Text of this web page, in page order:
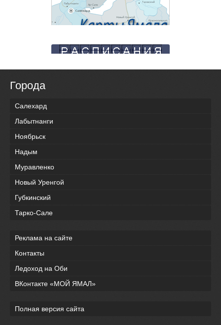
Города
Салехард
Лабытнанги
Ноябрьск
Надым
Муравленко
Новый Уренгой
Губкинский
Тарко-Сале
Реклама на сайте
Контакты
Ледоход на Оби
ВКонтакте «МОЙ ЯМАЛ»
Полная версия сайта